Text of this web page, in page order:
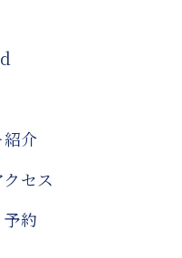
紹介
セス
約